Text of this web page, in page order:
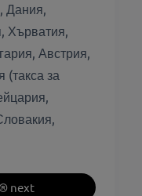
Дания,
Хърватия,
Австрия,
за
next